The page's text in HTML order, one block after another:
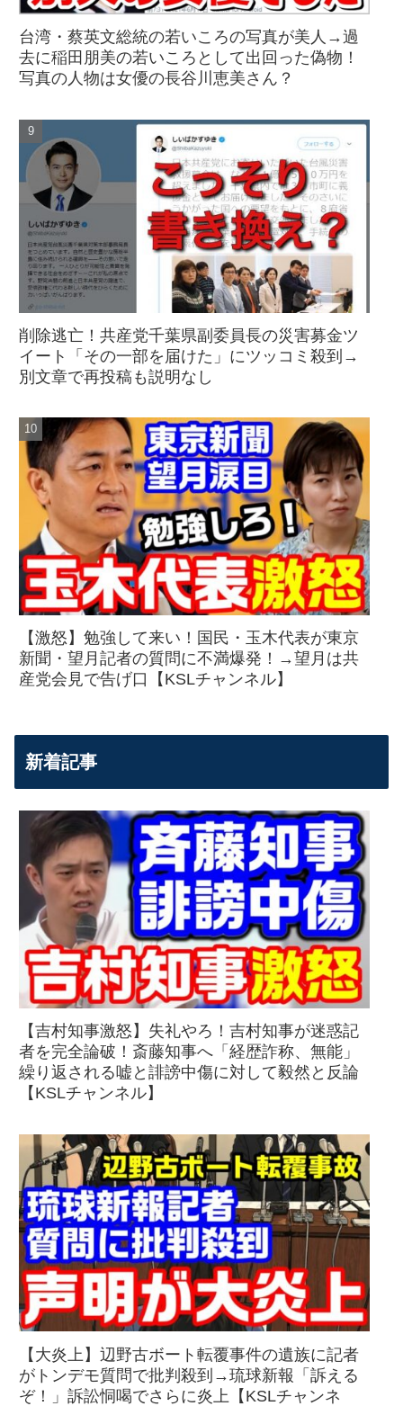
台湾・蔡英文総統の若いころの写真が美人→過
去に稲田朋美の若いころとして出回った偽物！
写真の人物は女優の長谷川恵美さん？
削除逃亡！共産党千葉県副委員長の災害募金ツ
イート「その一部を届けた」にツッコミ殺到→
別文章で再投稿も説明なし
【激怒】勉強して来い！国民・玉木代表が東京
新聞・望月記者の質問に不満爆発！→望月は共
産党会見で告げ口【KSLチャンネル】
新着記事
【吉村知事激怒】失礼やろ！吉村知事が迷惑記
者を完全論破！斎藤知事へ「経歴詐称、無能」
繰り返される嘘と誹謗中傷に対して毅然と反論
【KSLチャンネル】
【大炎上】辺野古ボート転覆事件の遺族に記者
がトンデモ質問で批判殺到→琉球新報「訴える
ぞ！」訴訟恫喝でさらに炎上【KSLチャンネ